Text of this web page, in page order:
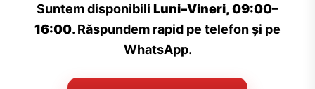
Suntem disponibili Luni–Vineri, 09:00–
16:00. Răspundem rapid pe telefon și pe
WhatsApp.